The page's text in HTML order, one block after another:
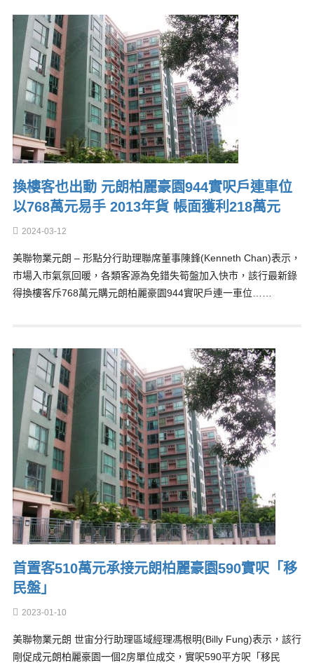
換樓客也出動 元朗柏麗豪園944實呎戶連車位
以768萬元易手 2013年貨 帳面獲利218萬元
2024-03-12
美聯物業元朗 – 形點分行助理聯席董事陳鋒(Kenneth Chan)表示，
市場入市氣氛回暖，各類客源為免錯失筍盤加入快市，該行最新錄
得換樓客斥768萬元購元朗柏麗豪園944實呎戶連一車位……
首置客510萬元承接元朗柏麗豪園590實呎「移
民盤」
2023-01-10
美聯物業元朗 世宙分行助理區域經理馮根明(Billy Fung)表示，該行
剛促成元朗柏麗豪園一個2房單位成交，實呎590平方呎「移民